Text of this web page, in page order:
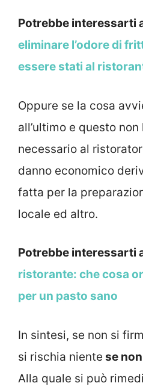
Potrebbe interessarti
eliminare l’odore di
essere stati al
Oppure se la cosa
all’ultimo e questo
necessario al
danno economico
fatta per la
locale ed altro.
Potrebbe interessarti
ristorante: che cosa
per un pasto sano
In sintesi, se non si
si rischia niente se
Alla quale si può